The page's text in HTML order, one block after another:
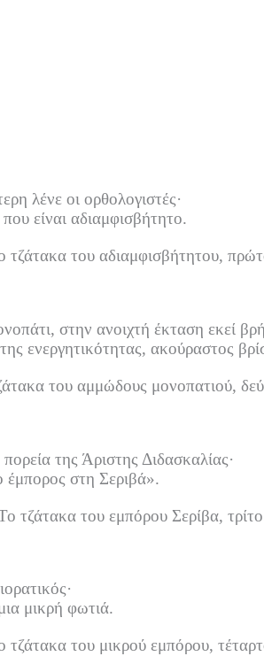
λένε οι ορθολογιστές·
είναι αδιαμφισβήτητο.
τζάτακα του αδιαμφισβήτητου,
στην ανοιχτή έκταση εκεί
ενεργητικότητας, ακούραστος
του αμμώδους μονοπατιού,
της Άριστης Διδασκαλίας·
έμπορος στη Σεριβά».
τζάτακα του εμπόρου Σερίβα,
μικρή φωτιά.
τζάτακα του μικρού εμπόρου,